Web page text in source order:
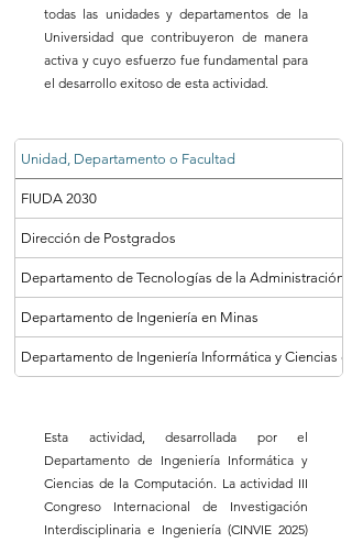
todas las unidades y departamentos de la
Universidad que contribuyeron de manera
activa y cuyo esfuerzo fue fundamental para
el desarrollo exitoso de esta actividad.
Unidad, Departamento o Facultad
FIUDA 2030
Dirección de Postgrados
Departamento de Tecnologías de la Administración y
Departamento de Ingeniería en Minas
Departamento de Ingeniería Informática y Ciencias
Esta actividad, desarrollada por el
Departamento de Ingeniería Informática y
Ciencias de la Computación. La actividad III
Congreso Internacional de Investigación
Interdisciplinaria e Ingeniería (CINVIE 2025)